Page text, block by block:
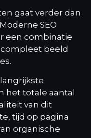
gaat verder dan
SEO
een combinatie
beeld
het totale aantal
van dit
tijd op pagina
organische